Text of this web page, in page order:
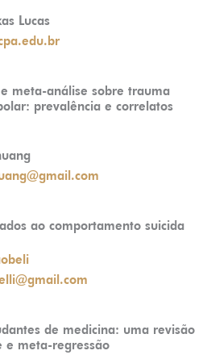
Lucas
meta-análise sobre trauma
prevalência e correlatos
ao comportamento suicida
de medicina: uma revisão
e meta-regressão